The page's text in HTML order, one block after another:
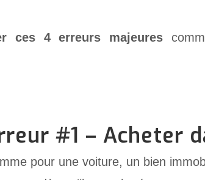
ces 4 erreurs majeures
#1 – Acheter
pour une voiture, un bien